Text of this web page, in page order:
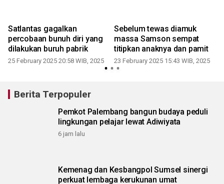
Satlantas gagalkan
percobaan bunuh diri yang
dilakukan buruh pabrik
25 February 2025 20:58 WIB, 2025
Sebelum tewas diamuk
massa Samson sempat
titipkan anaknya dan pamit
23 February 2025 15:43 WIB, 2025
Berita Terpopuler
Pemkot Palembang bangun budaya peduli
lingkungan pelajar lewat Adiwiyata
6 jam lalu
Kemenag dan Kesbangpol Sumsel sinergi
perkuat lembaga kerukunan umat